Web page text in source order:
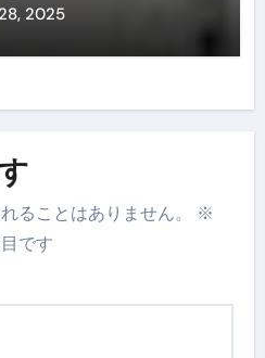
2025
ることはありません。
※
です